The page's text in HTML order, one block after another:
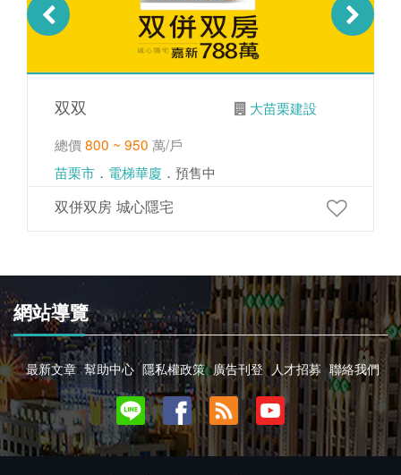
双双
大苗栗建設
總價800 ~ 950 萬/戶
苗栗市 ． 電梯華廈 ．預售中
双併双房 城心隱宅
網站導覽
最新文章 幫助中心 隱私權政策 廣告刊登 人才招募 聯絡我們